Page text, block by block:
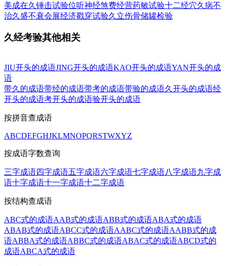
美成在久 锤击试验位听神经煞费经营药敏试验十二经穴久病不
治久盛不衰会展经济戳穿试验久立伤骨储罐检验
久经考验其他相关
JIU开头的成语JING开头的成语KAO开头的成语YAN开头的成
语
带久的成语带经的成语带考的成语带验的成语久开头的成语经
开头的成语考开头的成语验开头的成语
按拼音查成语
ABCDEFGHJKLMNOPQRSTWXYZ
按成语字数查询
三字成语四字成语五字成语六字成语七字成语八字成语九字成
语十字成语十一字成语十二字成语
按结构查成语
ABC式的成语AAB式的成语ABB式的成语ABA式的成语
ABAB式的成语ABCC式的成语AABC式的成语AABB式的成
语ABBA式的成语ABBC式的成语ABAC式的成语ABCD式的
成语ABCA式的成语